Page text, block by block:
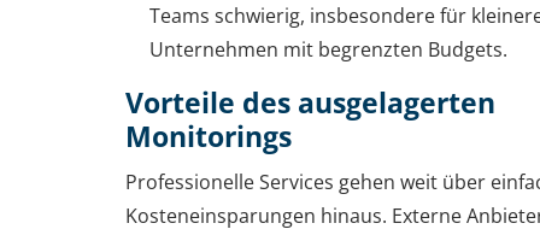
Teams schwierig, insbesondere für
Unternehmen mit begrenzten Budgets.
Vorteile des ausgelagerten
Monitorings
Professionelle Services gehen weit über
Kosteneinsparungen hinaus. Externe